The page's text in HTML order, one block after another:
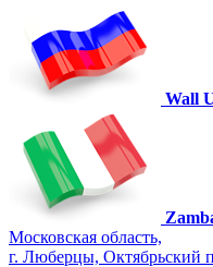
Wall
Московская область,
г. Люберцы, Октябрьский